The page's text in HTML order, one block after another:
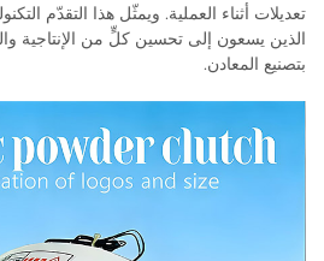
تعديلات أثناء العملية. ويمثّل هذا التقدّم
الذين يسعون إلى تحسين كلٍّ من الإنتاجية
بتصنيع المعادن.